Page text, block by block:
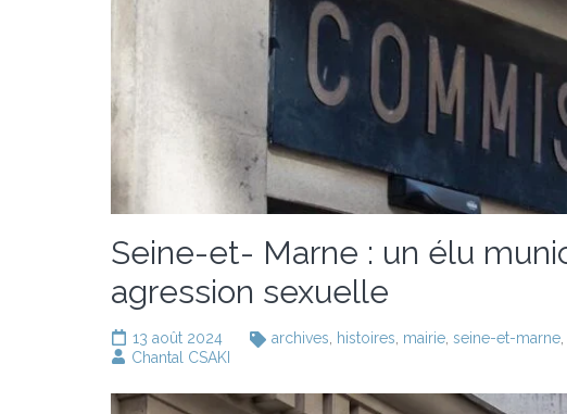
Seine-et- Marne : un élu
agression sexuelle
13 août 2024 archives, histoires, mairie, seine-et-marne,
Chantal CSAKI